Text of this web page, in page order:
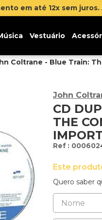
12x sem juros. Aproveite!
Vestuário
Coltrane - Blue Train:
John
CD
THE
:
Este
Quero saber